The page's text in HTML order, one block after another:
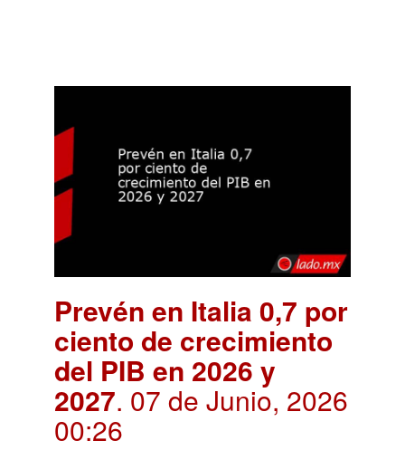
Prevén en Italia 0,7 por
ciento de crecimiento
del PIB en 2026 y
2027. 07 de Junio, 2026
00:26